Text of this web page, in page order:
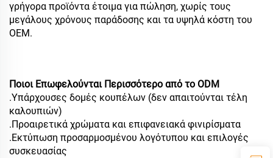
γρήγορα προϊόντα έτοιμα για πώληση, χωρίς τους
μεγάλους χρόνους παράδοσης και τα υψηλά κόστη του
OEM.
Ποιοι Επωφελούνται Περισσότερο από το ODM
.Υπάρχουσες δομές κουπέλων (δεν απαιτούνται τέλη
καλουπιών)
.Προαιρετικά χρώματα και επιφανειακά φινιρίσματα
.Εκτύπωση προσαρμοσμένου λογότυπου και επιλογές
συσκευασίας